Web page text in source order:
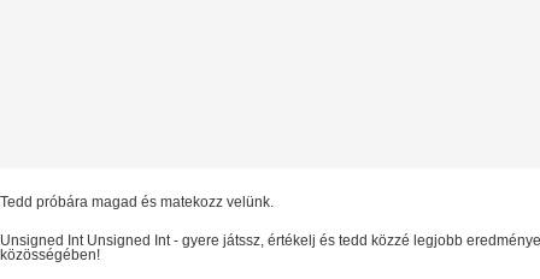
Tedd próbára magad és matekozz velünk.
Unsigned Int - gyere játssz, értékelj és tedd közzé legjobb
Unsigned Int
közösségében!